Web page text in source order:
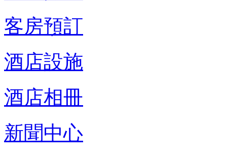
客房預訂
酒店設施
酒店相冊
新聞中心